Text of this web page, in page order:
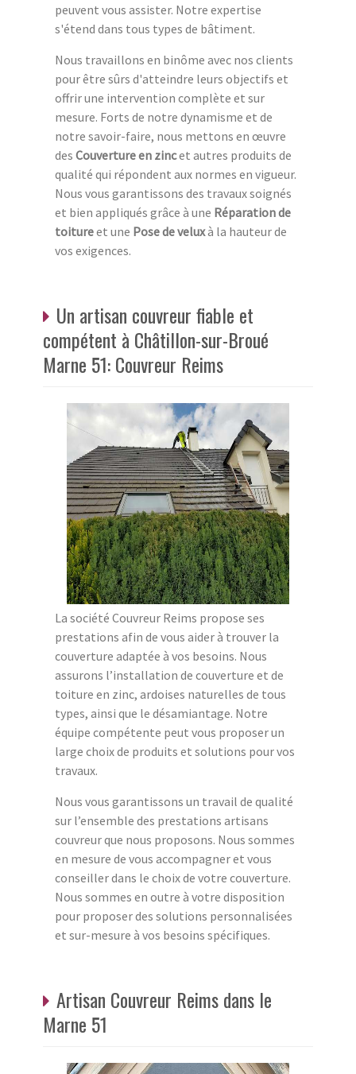
peuvent vous assister. Notre expertise
s'étend dans tous types de bâtiment.
Nous travaillons en binôme avec nos clients
pour être sûrs d'atteindre leurs objectifs et
offrir une intervention complète et sur
mesure. Forts de notre dynamisme et de
notre savoir-faire, nous mettons en œuvre
des Couverture en zincet autres produits de
qualité qui répondent aux normes en vigueur.
Nous vous garantissons des travaux soignés
et bien appliqués grâce à une Réparation de
toitureet une Pose de veluxà la hauteur de
vos exigences.
Un artisan couvreur fiable et
compétent à Châtillon-sur-Broué
Marne 51: Couvreur Reims
La société Couvreur Reims propose ses
prestations afin de vous aider à trouver la
couverture adaptée à vos besoins. Nous
assurons l’installation de couverture et de
toiture en zinc, ardoises naturelles de tous
types, ainsi que le désamiantage. Notre
équipe compétente peut vous proposer un
large choix de produits et solutions pour vos
travaux.
Nous vous garantissons un travail de qualité
sur l’ensemble des prestations artisans
couvreur que nous proposons. Nous sommes
en mesure de vous accompagner et vous
conseiller dans le choix de votre couverture.
Nous sommes en outre à votre disposition
pour proposer des solutions personnalisées
et sur-mesure à vos besoins spécifiques.
Artisan Couvreur Reims dans le
Marne 51